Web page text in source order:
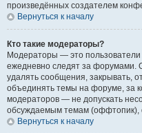
произведённых создателем
Вернуться к началу
Кто такие модераторы?
Модераторы — это пользователи
ежедневно следят за форумами.
удалять сообщения, закрывать,
объединять темы на форуме, за
модераторов — не допускать
обсуждаемым темам (оффтопик),
Вернуться к началу